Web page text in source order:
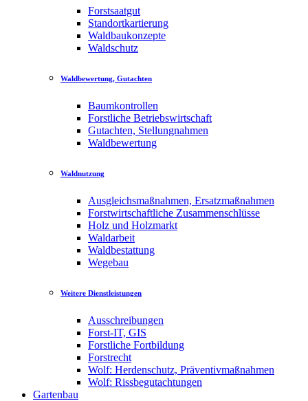
Forstsaatgut
Standortkartierung
Waldbaukonzepte
Waldschutz
Waldbewertung, Gutachten
Baumkontrollen
Forstliche Betriebswirtschaft
Gutachten, Stellungnahmen
Waldbewertung
Waldnutzung
Ausgleichsmaßnahmen, Ersatzmaßnahmen
Forstwirtschaftliche Zusammenschlüsse
Holz und Holzmarkt
Waldarbeit
Waldbestattung
Wegebau
Weitere Dienstleistungen
Ausschreibungen
Forst-IT, GIS
Forstliche Fortbildung
Forstrecht
Wolf: Herdenschutz, Präventivmaßnahmen
Wolf: Rissbegutachtungen
Gartenbau